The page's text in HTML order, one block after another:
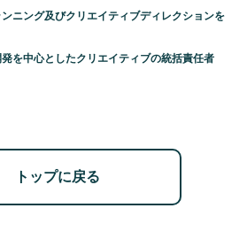
ニング及びクリエイティブディレクションを
を中心としたクリエイティブの統括責任者
トップに戻る